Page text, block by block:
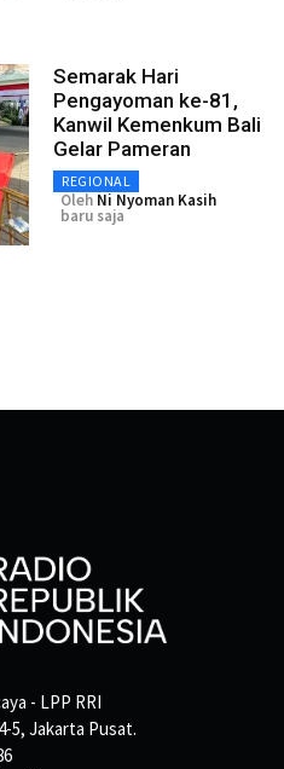
Semarak Hari
Pengayoman ke-81,
Kanwil Kemenkum Bali
Gelar Pameran
REGIONAL
Oleh Ni Nyoman Kasih
baru saja
- LPP RRI
5, Jakarta Pusat.